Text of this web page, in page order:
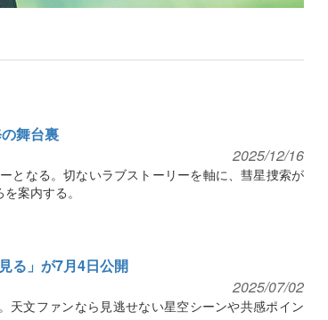
舞台裏
2025/12/16
となる。切ないラブストーリーを軸に、彗星捜索が
案内する。
る」が7月4日公開
2025/07/02
天文ファンなら見逃せない星空シーンや共感ポイン